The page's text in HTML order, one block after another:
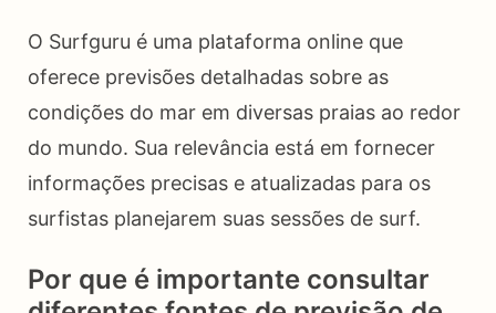
O Surfguru é uma plataforma online que
oferece previsões detalhadas sobre as
condições do mar em diversas praias ao redor
do mundo. Sua relevância está em fornecer
informações precisas e atualizadas para os
surfistas planejarem suas sessões de surf.
Por que é importante consultar